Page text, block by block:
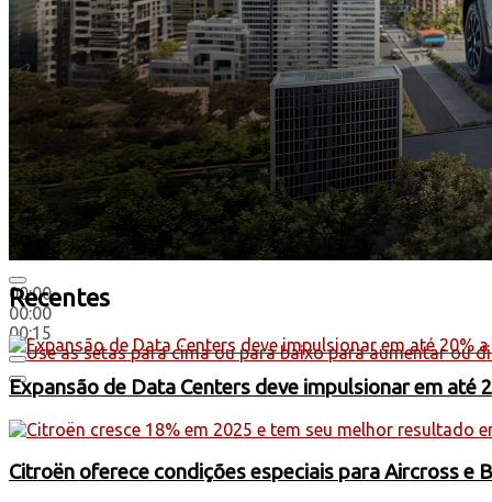
00:00
00:00
00:15
Use as setas para cima ou para baixo para aumentar ou
Recentes
Expansão de Data Centers deve impulsionar em até
Citroën oferece condições especiais para Aircross e